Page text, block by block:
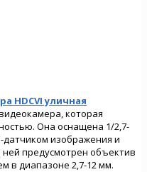
HDCVI уличная
видеокамера, которая
Она оснащена 1/2,7-
изображения и
предусмотрен объектив
в диапазоне 2,7-12 мм.